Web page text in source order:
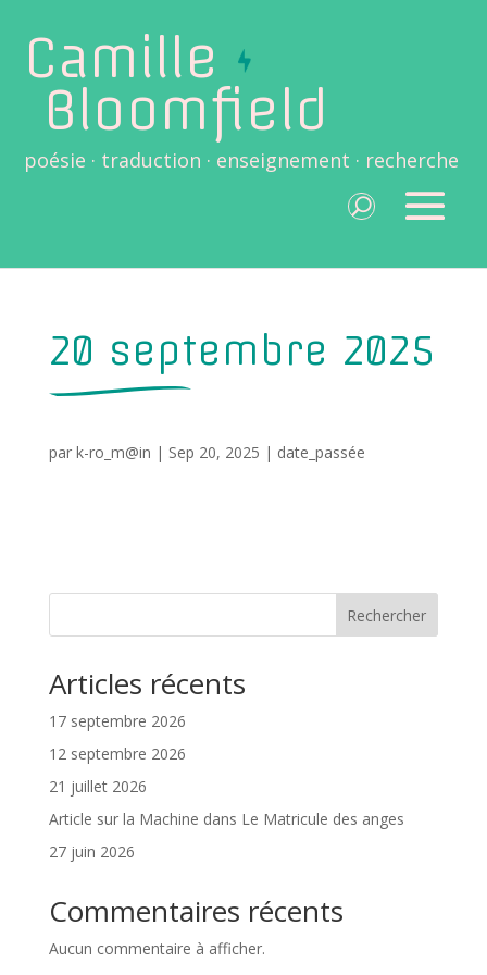
Camille
Bloomfield
poésie · traduction · enseignement · recherche
20 septembre 2025
par k-ro_m@in | Sep 20, 2025 | date_passée
Rechercher
Articles récents
17 septembre 2026
12 septembre 2026
21 juillet 2026
Article sur la Machine dans Le Matricule des anges
27 juin 2026
Commentaires récents
Aucun commentaire à afficher.